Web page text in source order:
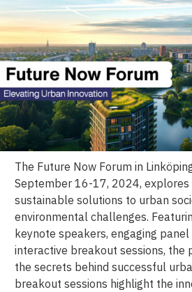
The Future Now Forum in
September 16-17, 2024, explores
sustainable solutions to urban
environmental challenges.
keynote speakers, engaging panel
interactive breakout sessions, the
the secrets behind successful
breakout sessions highlight the